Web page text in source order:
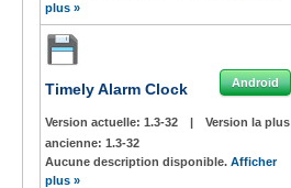
plus »
Timely Alarm Clock Android
Version actuelle: 1.3-32 |
Version la plus
ancienne: 1.3-32
Aucune description disponible. Afficher
plus »